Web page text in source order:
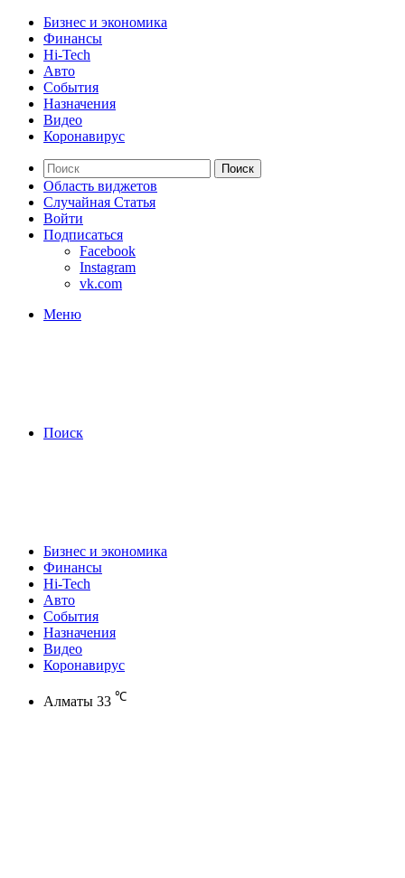
Бизнес и экономика
Финансы
Hi-Tech
Авто
События
Назначения
Видео
Коронавирус
Поиск
Область виджетов
Случайная Статья
Войти
Подписаться
Facebook
Instagram
vk.com
Меню
Поиск
Бизнес и экономика
Финансы
Hi-Tech
Авто
События
Назначения
Видео
Коронавирус
Алматы 33 ℃